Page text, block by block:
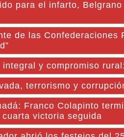
para el infarto,
de las Confederaciones
integral y compromiso
terrorismo y
Franco Colapinto
victoria seguida